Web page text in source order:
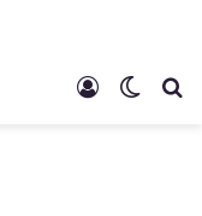
Connexion